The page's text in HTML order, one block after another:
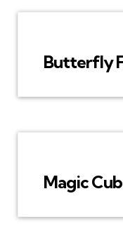
Butterfly
Magic